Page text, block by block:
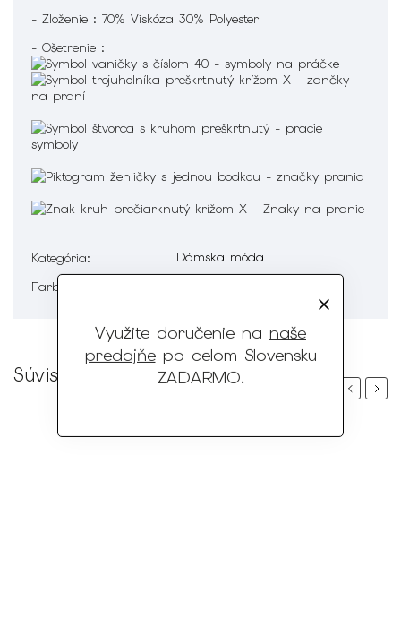
Využite doručenie na naše
predajňepo celom Slovensku
ZADARMO.
- Zloženie : 70% Viskóza 30% Polyester
- Ošetrenie :
Kategória:
Dámska móda
Farba
Súvisiaci tovar
PreviousNext